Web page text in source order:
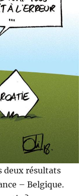
deux résultats
– Belgique.